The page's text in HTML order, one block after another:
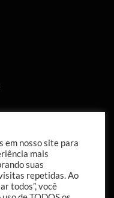
Sábado.
em nosso site para
mais
suas
repetidas. Ao
todos”, você